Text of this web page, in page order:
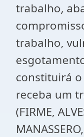
trabalho,
trabalho,
constituirá
receba um
(FIRME,